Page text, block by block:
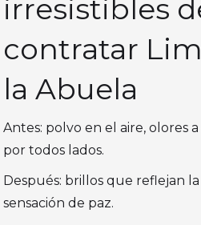
irresistibles
contratar
la Abuela
Antes: polvo en el aire, olores
por todos lados.
Después: brillos que reflejan
sensación de paz.